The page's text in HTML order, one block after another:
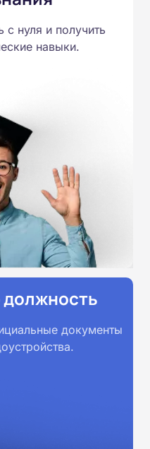
с нуля и получить
навыки.
документы